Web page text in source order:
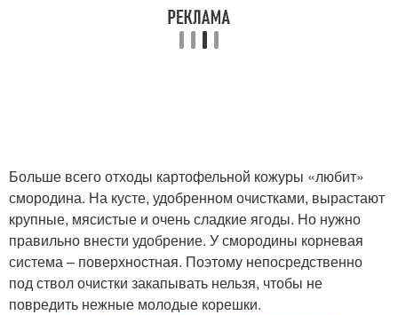
Больше всего отходы картофельной кожуры «любит»
смородина. На кусте, удобренном очистками, вырастают
крупные, мясистые и очень сладкие ягоды. Но нужно
правильно внести удобрение. У смородины корневая
система – поверхностная. Поэтому непосредственно
под ствол очистки закапывать нельзя, чтобы не
повредить нежные молодые корешки.